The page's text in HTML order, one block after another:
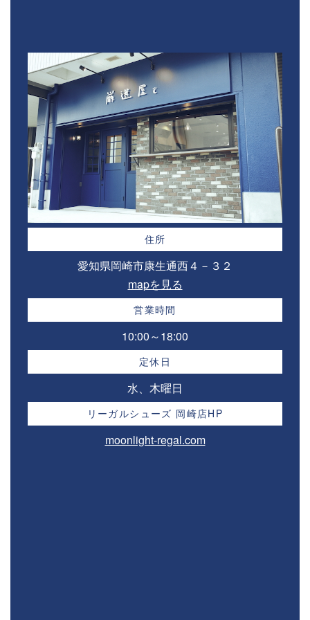
住所
愛知県岡崎市康生通西４－３２⁣
mapを見る
営業時間
10:00～18:00⁣
定休日
水、木曜日
リーガルシューズ 岡崎店HP
moonlight-regal.com